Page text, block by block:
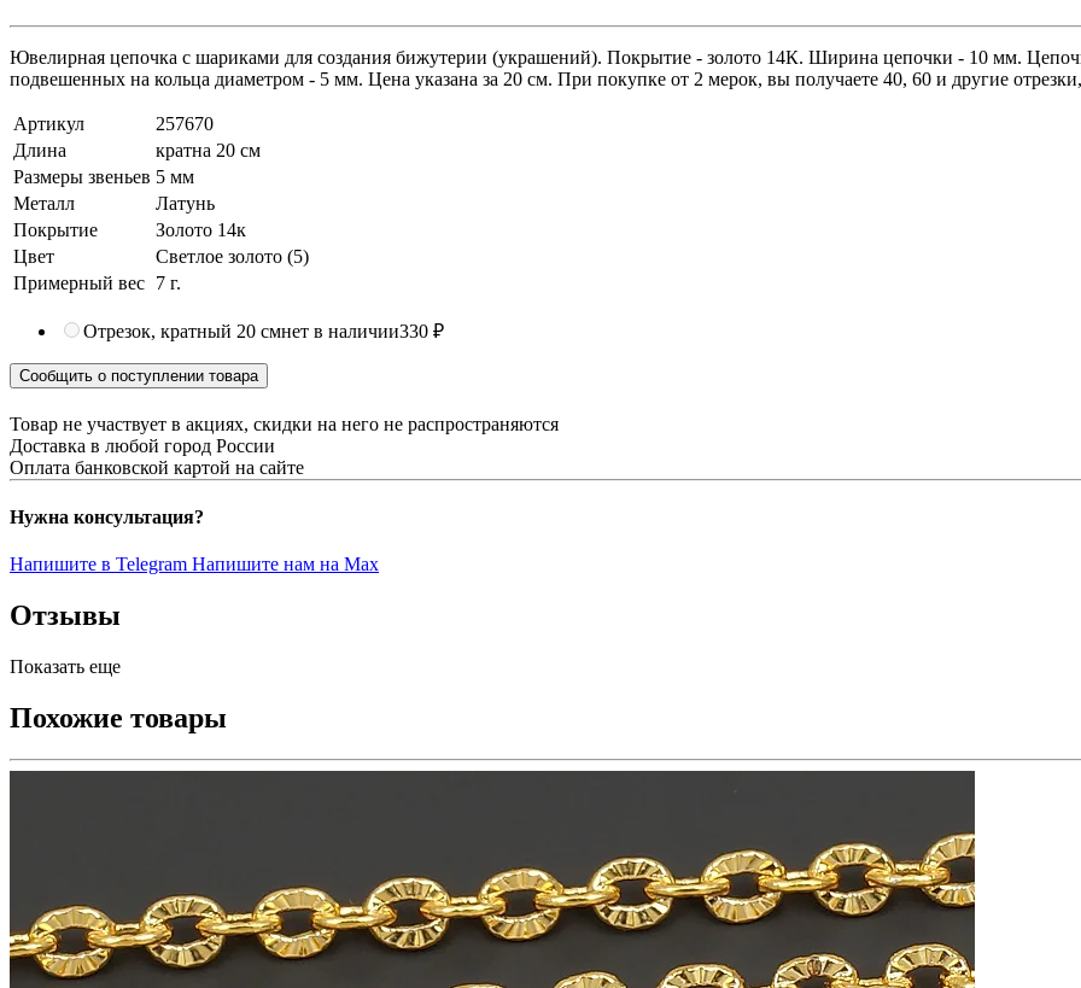
Ювелирная цепочка с шариками для создания бижутерии (украшений). Покрытие - золото 14К. Ширина цепочки - 10 мм.
подвешенных на кольца диаметром - 5 мм. Цена указана за 20 см. При покупке от 2 мерок, вы получаете 40, 60 и другие
Артикул
257670
Длина
кратна 20 см
Размеры звеньев 5 мм
Металл
Латунь
Покрытие
Золото 14к
Цвет
Светлое золото (5)
Примерный вес 7 г.
Отрезок, кратный 20 смнет в наличии330 ₽
Сообщить о поступлении товара
Товар не участвует в акциях, скидки на него не распространяются
Доставка в любой город России
Оплата банковской картой на сайте
Нужна консультация?
Напишите в Telegram Напишите нам на Max
Отзывы
Показать еще
Похожие товары